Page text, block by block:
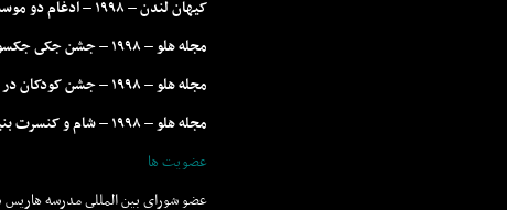
کيهان لندن – ۱۹۹۸ – ادغام دو موسسه نيکوکارى خرازى جکسون
مجله هلو – ۱۹۹۸ – جشن جکى جکسون
مجله هلو – ۱۹۹۸ – جشن کودکان در کلاريج
مجله هلو – ۱۹۹۸ – شام و کنسرت بنياد هيون
عضويت ها
عضو شوراى بين المللى مدرسه هاريس